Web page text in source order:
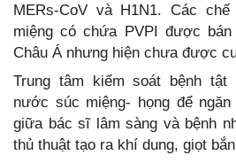
MERs-CoV và H1N1. Các
miệng có chứa PVPI được
Châu Á nhưng hiện chưa được
Trung tâm kiểm soát bệnh tật
nước súc miệng- họng để
giữa bác sĩ lâm sàng và bệnh
thủ thuật tạo ra khí dung, giọt